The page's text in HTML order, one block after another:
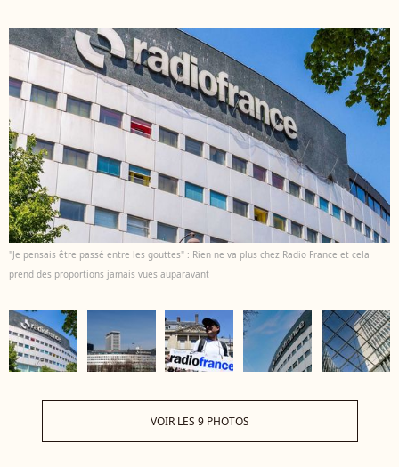
"Je pensais être passé entre les gouttes" : Rien ne va plus chez Radio France et cela
prend des proportions jamais vues auparavant
VOIR LES 9 PHOTOS